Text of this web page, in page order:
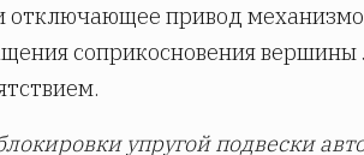
отключающее привод
соприкосновения
упругой подвески